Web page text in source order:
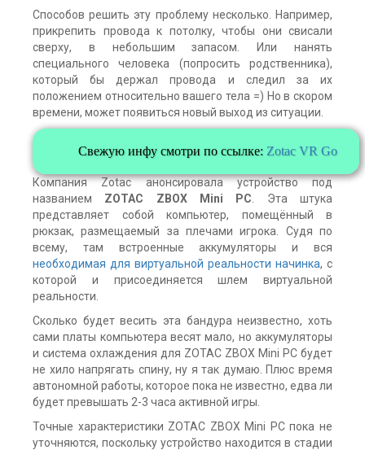
Способов решить эту проблему несколько. Например,
прикрепить провода к потолку, чтобы они свисали
сверху, в небольшим запасом. Или нанять
специального человека (попросить родственника),
который бы держал провода и следил за их
положением относительно вашего тела =) Но в скором
времени, может появиться новый выход из ситуации.
Свежую инфу смотри по ссылке: Zotac VR Go
Компания Zotac анонсировала устройство под
названием ZOTAC ZBOX Mini PC . Эта штука
представляет собой компьютер, помещённый в
рюкзак, размещаемый за плечами игрока. Судя по
всему, там встроенные аккумуляторы и вся
необходимая для виртуальной реальности начинка, с
которой и присоединяется шлем виртуальной
реальности.
Сколько будет весить эта бандура неизвестно, хоть
сами платы компьютера весят мало, но аккумуляторы
и система охлаждения для ZOTAC ZBOX Mini PC будет
не хило напрягать спину, ну я так думаю. Плюс время
автономной работы, которое пока не известно, едва ли
будет превышать 2-3 часа активной игры.
Точные характеристики ZOTAC ZBOX Mini PC пока не
уточняются, поскольку устройство находится в стадии